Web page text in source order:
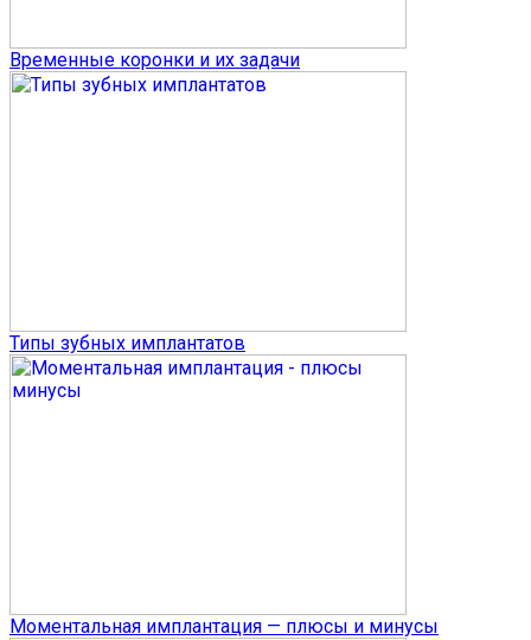
Временные коронки и их задачи
Типы зубных имплантатов
Моментальная имплантация — плюсы и минусы